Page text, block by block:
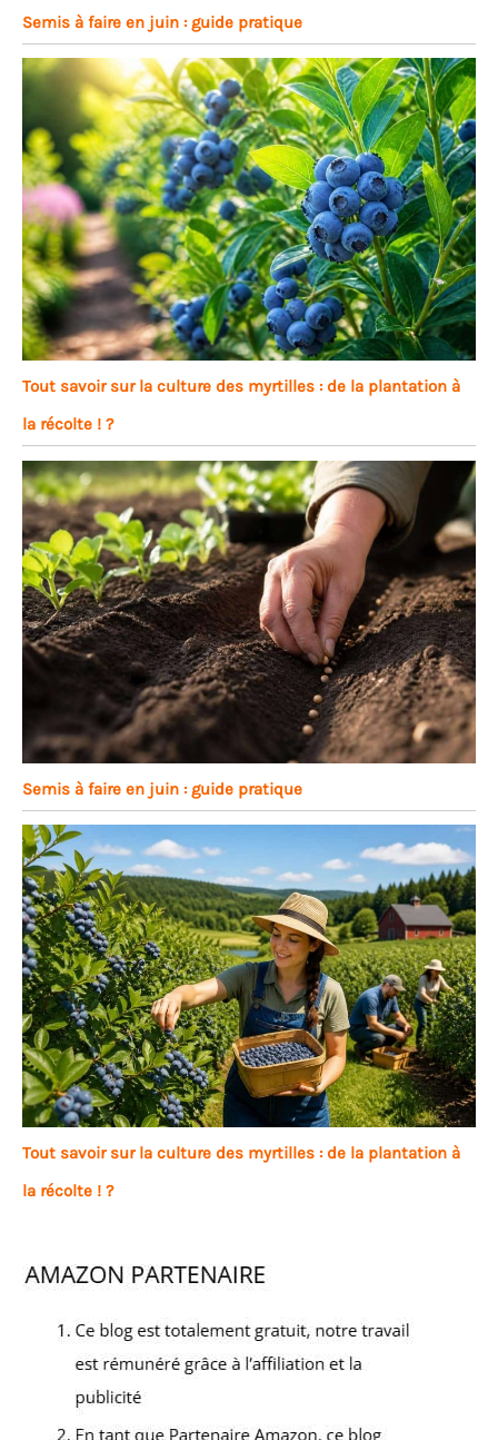
Semis à faire en juin : guide pratique
Tout savoir sur la culture des myrtilles : de la plantation à
la récolte ! ?
Semis à faire en juin : guide pratique
Tout savoir sur la culture des myrtilles : de la plantation à
la récolte ! ?